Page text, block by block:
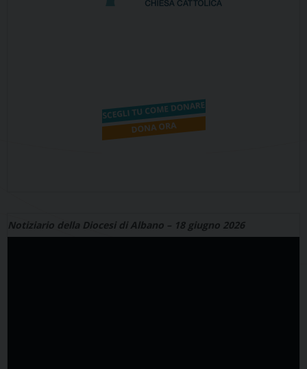
Notiziario della Diocesi di Albano – 18 giugno 2026